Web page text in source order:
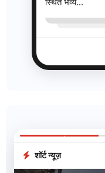
शॉर्ट न्यूज़